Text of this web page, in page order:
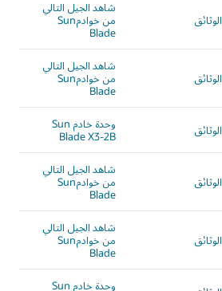
الوثائق
شاهد الجيل التالي
من خوادمSun
Blade
الوثائق
شاهد الجيل التالي
من خوادمSun
Blade
الوثائق
وحدة خادم Sun
Blade X3-2B
الوثائق
شاهد الجيل التالي
من خوادمSun
Blade
الوثائق
شاهد الجيل التالي
من خوادمSun
Blade
وحدة خادم Sun